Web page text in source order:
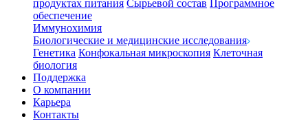
продуктах питания Сырьевой состав Программное
обеспечение
Иммунохимия
Биологические и медицинские исследования
Генетика Конфокальная микроскопия Клеточная
биология
Поддержка
О компании
Карьера
Контакты